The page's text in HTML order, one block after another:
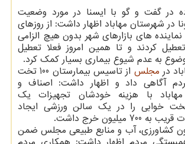
در گفت و گو با ایسنا در مورد وضعیت
در شهرستان مهاباد اظهار داشت: از روزهای
های بازارهای شهر بدون هیچ الزامی
كردند و تا همین امروز فعلا تعطیل
به عدم شیوع بیماری بسیار كمك كرد.
در مجلس
از تاسیس بیمارستان 100 تخت
آگاهی داد و اظهار داشت: اصناف و
با هزینه خودشان تجهیزات یك
100 تخت خوابی را در یك سالن ورزشی ایجاد
میلیون خرج داشت.
كشاورزی، آب و منابع طبیعی مجلس ضمن